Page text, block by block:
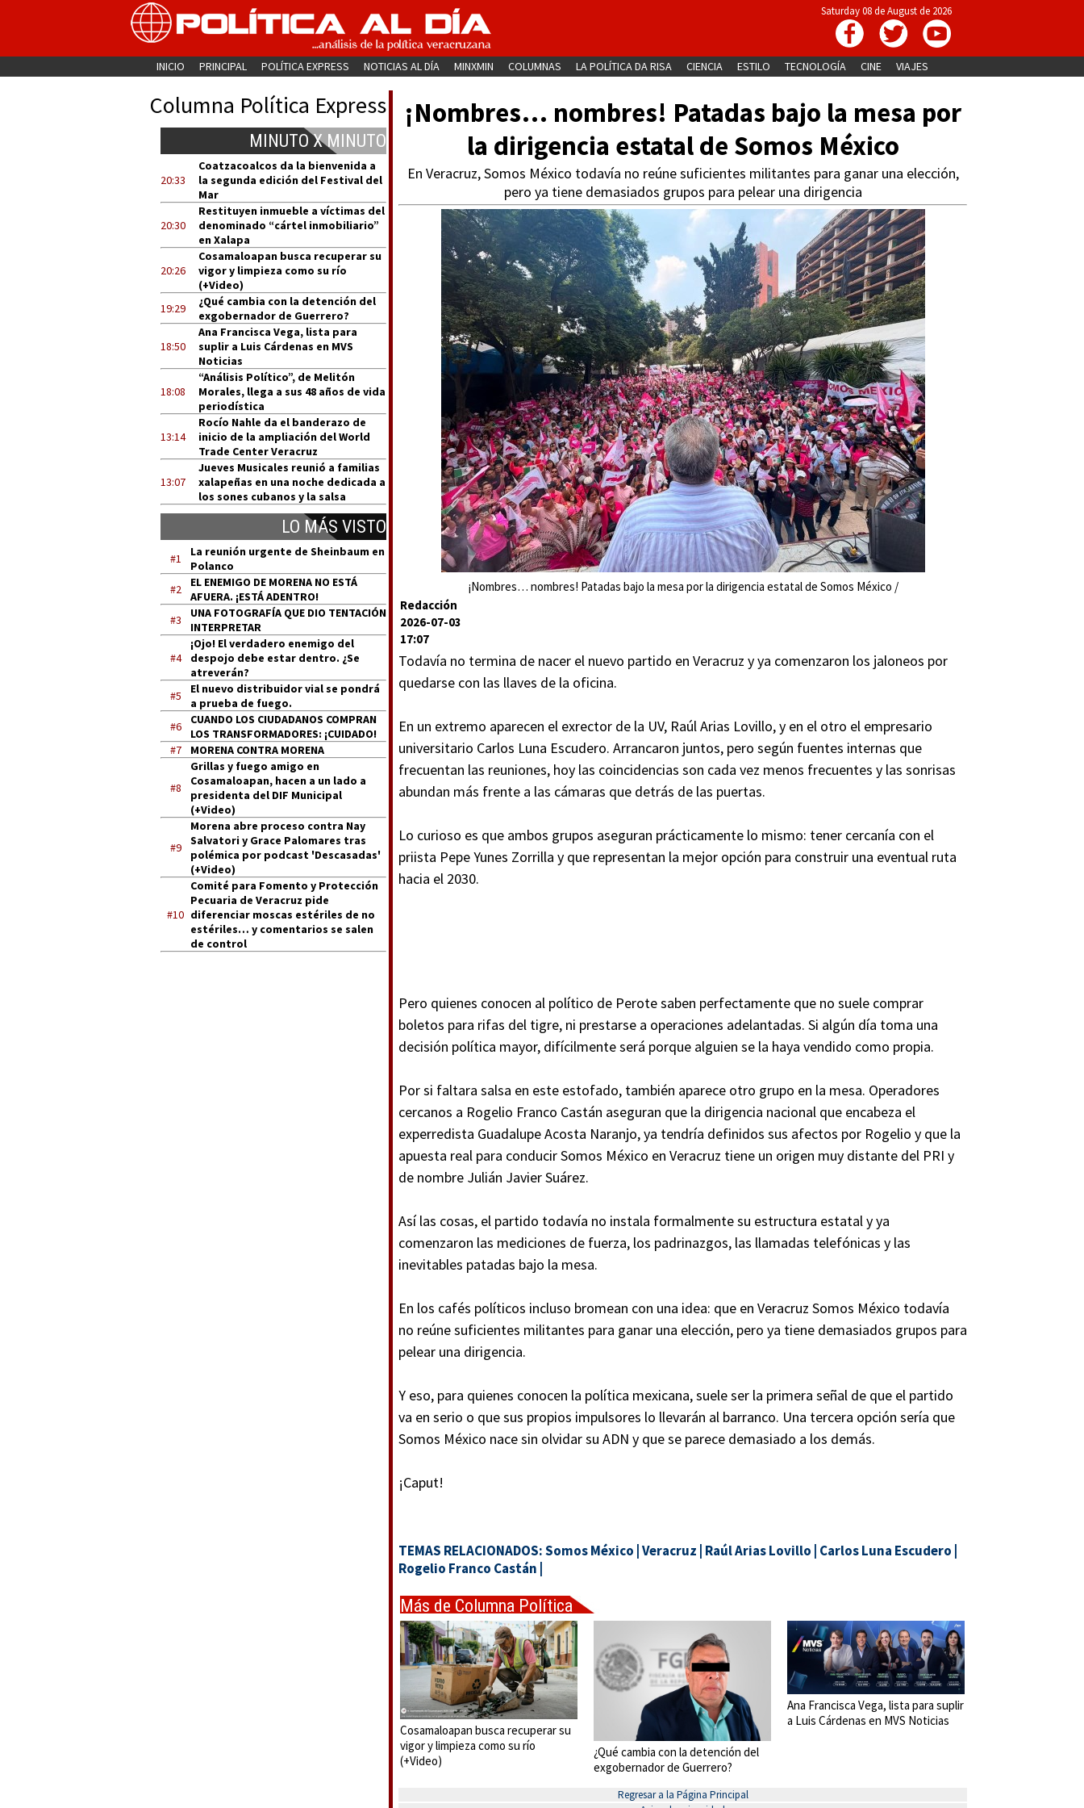
Saturday 08 de August de 2026
INICIO PRINCIPAL POLÍTICA EXPRESS NOTICIAS AL DÍA MINXMIN COLUMNAS LA POLÍTICA DA RISA CIENCIA ESTILO TECNOLOGÍA CINE VIAJES
Columna Política Express
MINUTO X MINUTO
20:33
Coatzacoalcos da la bienvenida a
la segunda edición del Festival del
Mar
20:30
Restituyen inmueble a víctimas del
denominado “cártel inmobiliario”
en Xalapa
20:26
Cosamaloapan busca recuperar su
vigor y limpieza como su río
(+Video)
19:29
¿Qué cambia con la detención del
exgobernador de Guerrero?
18:50
Ana Francisca Vega, lista para
suplir a Luis Cárdenas en MVS
Noticias
18:08
“Análisis Político”, de Melitón
Morales, llega a sus 48 años de vida
periodística
13:14
Rocío Nahle da el banderazo de
inicio de la ampliación del World
Trade Center Veracruz
13:07
Jueves Musicales reunió a familias
xalapeñas en una noche dedicada a
los sones cubanos y la salsa
LO MÁS VISTO
#1
La reunión urgente de Sheinbaum en
Polanco
#2
EL ENEMIGO DE MORENA NO ESTÁ
AFUERA. ¡ESTÁ ADENTRO!
#3
UNA FOTOGRAFÍA QUE DIO TENTACIÓN
INTERPRETAR
#4
¡Ojo! El verdadero enemigo del
despojo debe estar dentro. ¿Se
atreverán?
#5
El nuevo distribuidor vial se pondrá
a prueba de fuego.
#6
CUANDO LOS CIUDADANOS COMPRAN
LOS TRANSFORMADORES: ¡CUIDADO!
#7
MORENA CONTRA MORENA
#8
Grillas y fuego amigo en
Cosamaloapan, hacen a un lado a
presidenta del DIF Municipal
(+Video)
#9
Morena abre proceso contra Nay
Salvatori y Grace Palomares tras
polémica por podcast 'Descasadas'
(+Video)
#10
Comité para Fomento y Protección
Pecuaria de Veracruz pide
diferenciar moscas estériles de no
estériles… y comentarios se salen
de control
¡Nombres… nombres! Patadas bajo la mesa por
la dirigencia estatal de Somos México
En Veracruz, Somos México todavía no reúne suficientes militantes para ganar una elección,
pero ya tiene demasiados grupos para pelear una dirigencia
¡Nombres… nombres! Patadas bajo la mesa por la dirigencia estatal de Somos México /
Redacción
2026-07-03
17:07
Todavía no termina de nacer el nuevo partido en Veracruz y ya comenzaron los jaloneos por
quedarse con las llaves de la oficina.
En un extremo aparecen el exrector de la UV, Raúl Arias Lovillo, y en el otro el empresario
universitario Carlos Luna Escudero. Arrancaron juntos, pero según fuentes internas que
frecuentan las reuniones, hoy las coincidencias son cada vez menos frecuentes y las sonrisas
abundan más frente a las cámaras que detrás de las puertas.
Lo curioso es que ambos grupos aseguran prácticamente lo mismo: tener cercanía con el
priista Pepe Yunes Zorrilla y que representan la mejor opción para construir una eventual ruta
hacia el 2030.
Pero quienes conocen al político de Perote saben perfectamente que no suele comprar
boletos para rifas del tigre, ni prestarse a operaciones adelantadas. Si algún día toma una
decisión política mayor, difícilmente será porque alguien se la haya vendido como propia.
Por si faltara salsa en este estofado, también aparece otro grupo en la mesa. Operadores
cercanos a Rogelio Franco Castán aseguran que la dirigencia nacional que encabeza el
experredista Guadalupe Acosta Naranjo, ya tendría definidos sus afectos por Rogelio y que la
apuesta real para conducir Somos México en Veracruz tiene un origen muy distante del PRI y
de nombre Julián Javier Suárez.
Así las cosas, el partido todavía no instala formalmente su estructura estatal y ya
comenzaron las mediciones de fuerza, los padrinazgos, las llamadas telefónicas y las
inevitables patadas bajo la mesa.
En los cafés políticos incluso bromean con una idea: que en Veracruz Somos México todavía
no reúne suficientes militantes para ganar una elección, pero ya tiene demasiados grupos para
pelear una dirigencia.
Y eso, para quienes conocen la política mexicana, suele ser la primera señal de que el partido
va en serio o que sus propios impulsores lo llevarán al barranco. Una tercera opción sería que
Somos México nace sin olvidar su ADN y que se parece demasiado a los demás.
¡Caput!
TEMAS RELACIONADOS:Somos México Veracruz Raúl Arias Lovillo Carlos Luna Escudero
Rogelio Franco Castán
Más de Columna Política
Express
Cosamaloapan busca recuperar su
vigor y limpieza como su río
(+Video)
¿Qué cambia con la detención del
exgobernador de Guerrero?
Ana Francisca Vega, lista para suplir
a Luis Cárdenas en MVS Noticias
Regresar a la Página Principal